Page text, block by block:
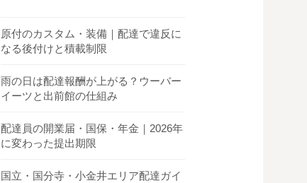
原付のカスタム・装備｜配達で違反に
なる後付けと積載制限
雨の日は配達報酬が上がる？ウーバー
イーツと出前館の仕組み
配達員の開業届・国保・年金｜2026年
に変わった提出期限
国立・国分寺・小金井エリア配達ガイ